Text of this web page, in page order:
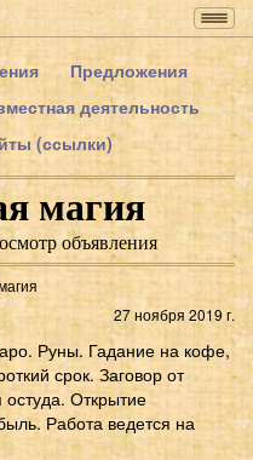
Предложения
деятельность
(ссылки)
магия
объявления
27 ноября 2019 г.
Руны. Гадание на кофе,
срок. Заговор от
Открытие
Работа ведется на